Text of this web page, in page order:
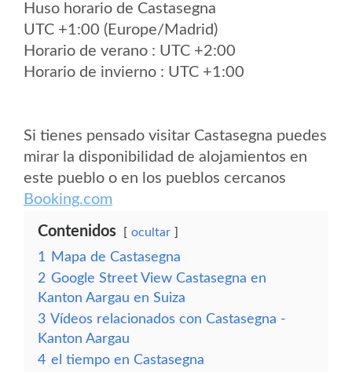
Huso horario de Castasegna
UTC +1:00 (Europe/Madrid)
Horario de verano : UTC +2:00
Horario de invierno : UTC +1:00
Si tienes pensado visitar Castasegna puedes
mirar la disponibilidad de alojamientos en
este pueblo o en los pueblos cercanos
Booking.com
Contenidos ocultar
1
Mapa de Castasegna
2 Google Street View Castasegna en
Kanton Aargau en Suiza
3 Vídeos relacionados con Castasegna -
Kanton Aargau
4 el tiempo en Castasegna